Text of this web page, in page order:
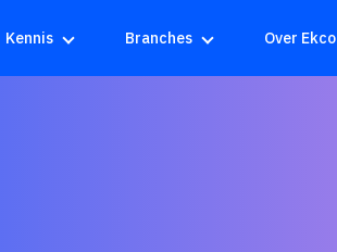
Kennis Branches Over Ekco